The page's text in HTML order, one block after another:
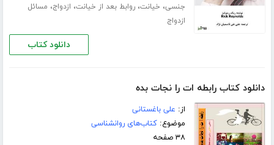
جنسی، خیانت،روابط بعد از خیانت، ازدواج، مسائل
ازدواج
دانلود کتاب
دانلود کتاب رابطه ات را نجات بده
از: علی باغستانی
موضوع:کتاب‌های روانشناسی
۳۸ صفحه